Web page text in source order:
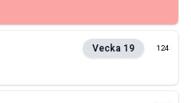
Vecka 19 124